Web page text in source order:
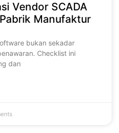
Vendor SCADA
Manufaktur
bukan sekadar
Checklist ini
dan